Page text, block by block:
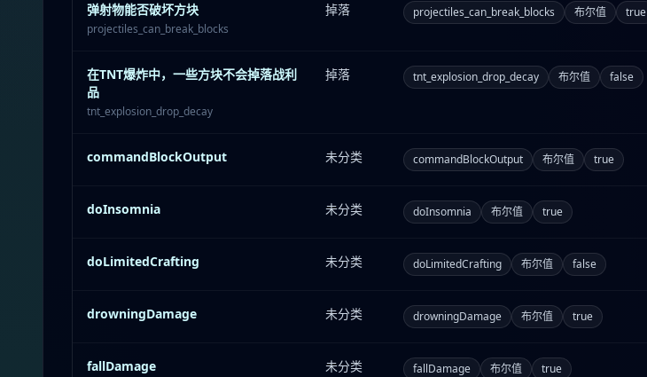
弹射物能否破坏方块
projectiles_can_break_blocks
掉落 projectiles_can_break_blocks 布尔值 true
在TNT爆炸中，一些方块不会掉落战利
品
tnt_explosion_drop_decay
掉落 tnt_explosion_drop_decay 布尔值 false
commandBlockOutput 未分类 commandBlockOutput 布尔值 true
doInsomnia 未分类 doInsomnia 布尔值 true
doLimitedCrafting 未分类 doLimitedCrafting 布尔值 false
drowningDamage 未分类 drowningDamage 布尔值 true
fallDamage 未分类 fallDamage 布尔值 true